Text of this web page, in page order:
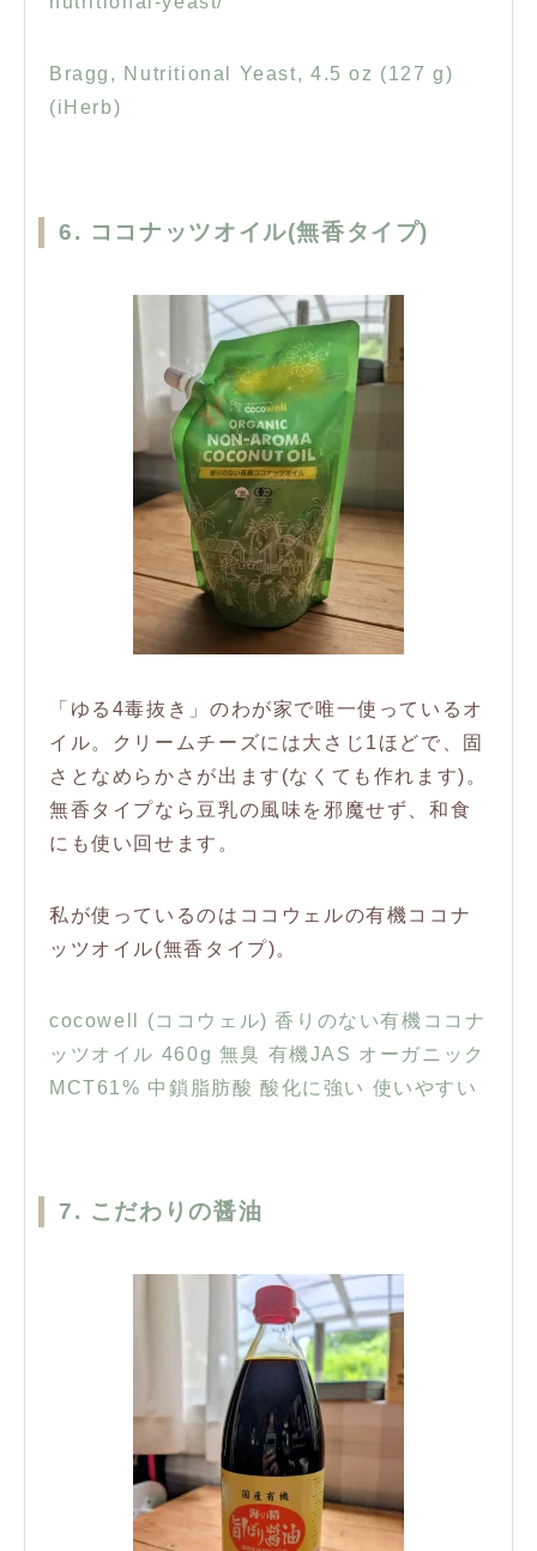
Bragg, Nutritional Yeast, 4.5 oz (127 g)
(iHerb)
6. ココナッツオイル(無香タイプ)
「ゆる4毒抜き」のわが家で唯一使っているオ
イル。クリームチーズには大さじ1ほどで、固
さとなめらかさが出ます(なくても作れます)。
無香タイプなら豆乳の風味を邪魔せず、和食
にも使い回せます。
私が使っているのはココウェルの有機ココナ
ッツオイル(無香タイプ)。
cocowell (ココウェル) 香りのない有機ココナ
ッツオイル 460g 無臭 有機JAS オーガニック
MCT61% 中鎖脂肪酸 酸化に強い 使いやすい
7. こだわりの醤油